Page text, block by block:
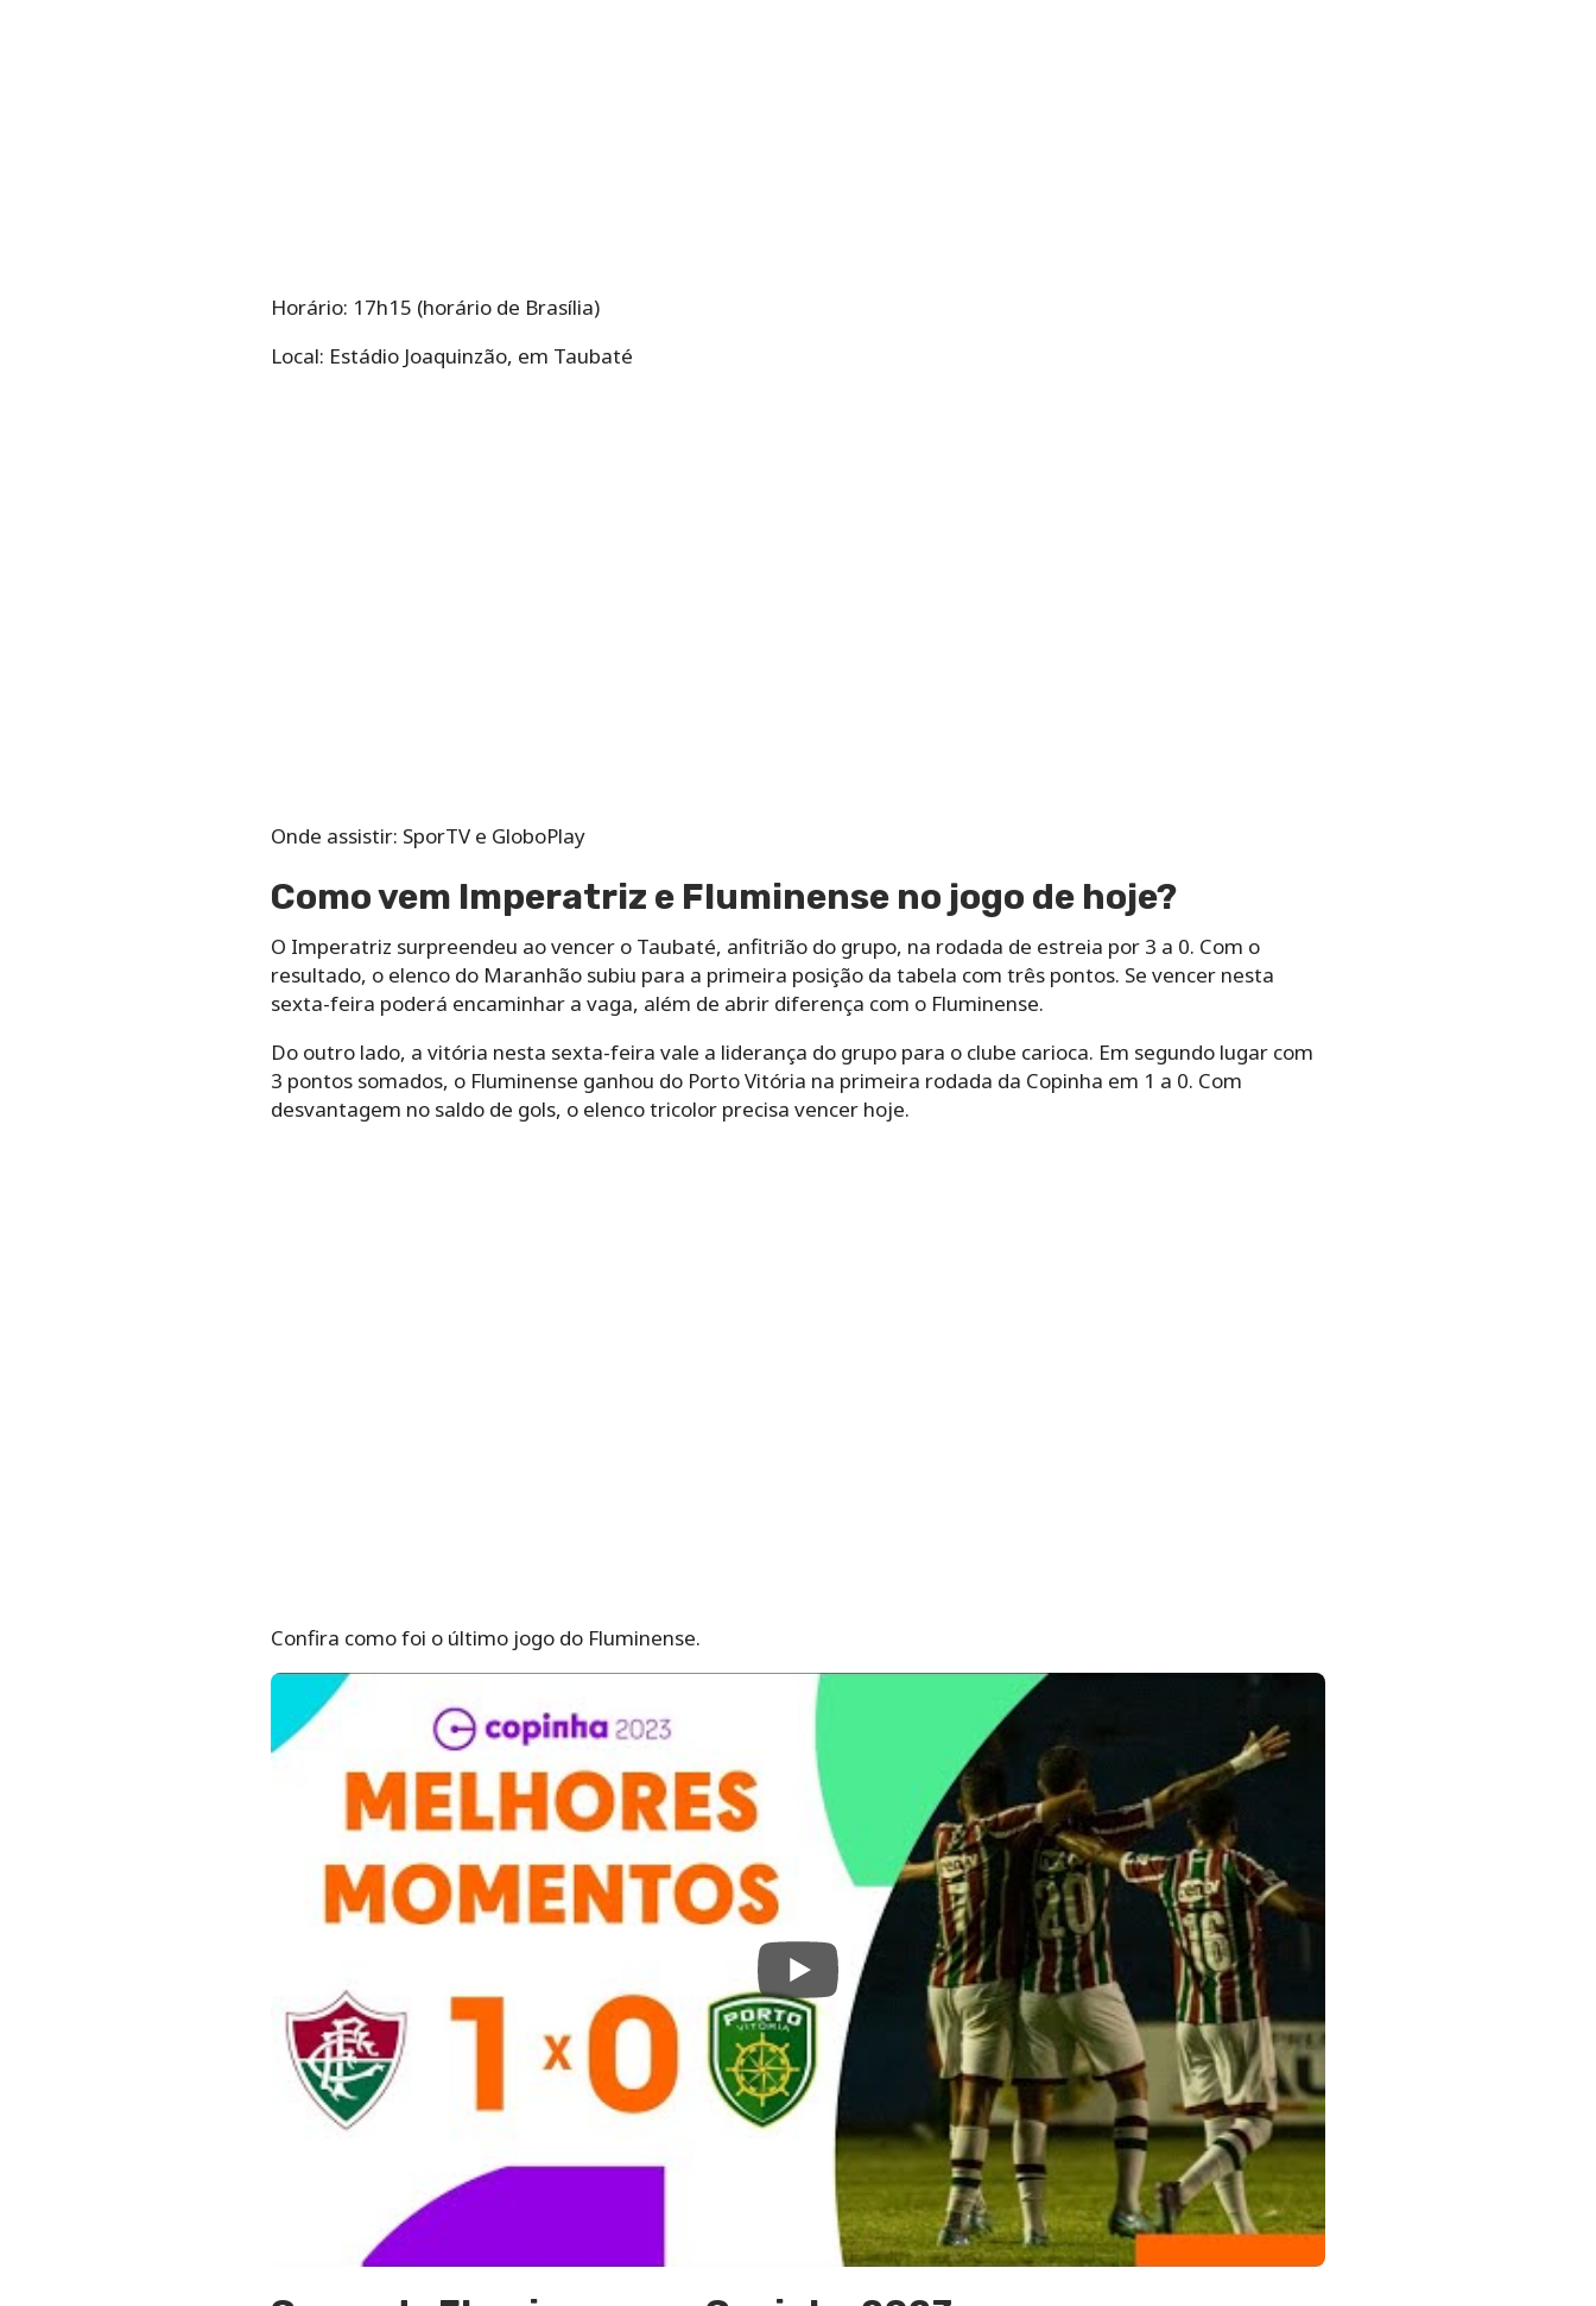
Horário: 17h15 (horário de Brasília)
Local: Estádio Joaquinzão, em Taubaté
Onde assistir: SporTV e GloboPlay
Como vem Imperatriz e Fluminense no jogo de hoje?
O Imperatriz surpreendeu ao vencer o Taubaté, anfitrião do grupo, na rodada de estreia por 3 a 0. Com o
resultado, o elenco do Maranhão subiu para a primeira posição da tabela com três pontos. Se vencer nesta
sexta-feira poderá encaminhar a vaga, além de abrir diferença com o Fluminense.
Do outro lado, a vitória nesta sexta-feira vale a liderança do grupo para o clube carioca. Em segundo lugar com
3 pontos somados, o Fluminense ganhou do Porto Vitória na primeira rodada da Copinha em 1 a 0. Com
desvantagem no saldo de gols, o elenco tricolor precisa vencer hoje.
Confira como foi o último jogo do Fluminense.